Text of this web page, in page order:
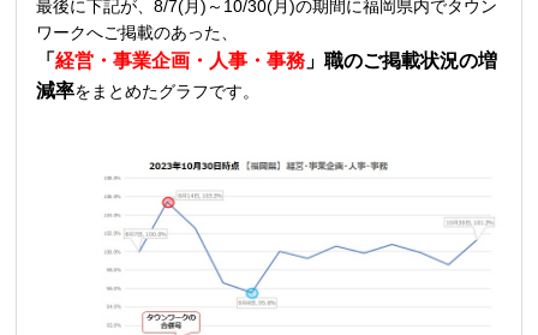
最後に下記が、8/7(月)～10/30(月)の期間に福岡県内でタウン
ワークへご掲載のあった、
「経営・事業企画・人事・事務 」職のご掲載状況の増
減率をまとめたグラフです。